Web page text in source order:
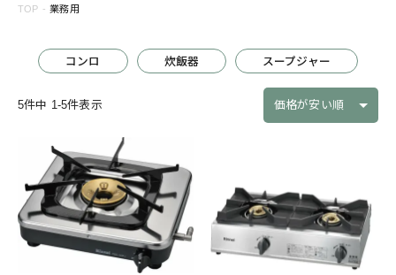
TOP 業務用
コンロ 炊飯器 スープジャー
価格が安い順
5件中 1-5件表示